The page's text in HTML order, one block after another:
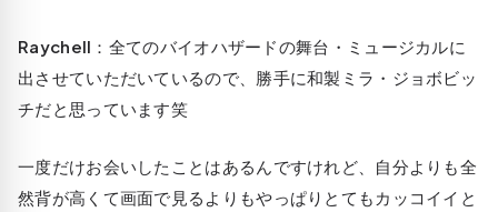
Raychell ：全てのバイオハザードの舞台・ミュージカルに
出させていただいているので、勝手に和製ミラ・ジョボビッ
チだと思っています笑
一度だけお会いしたことはあるんですけれど、自分よりも全
然背が高くて画面で見るよりもやっぱりとてもカッコイイと